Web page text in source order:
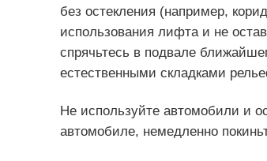
без остекления (например,
использования лифта и не
спрячьтесь в подвале
естественными складками
Не используйте автомобили и
автомобиле, немедленно